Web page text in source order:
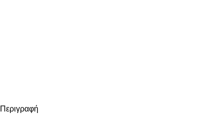
Περιγραφή